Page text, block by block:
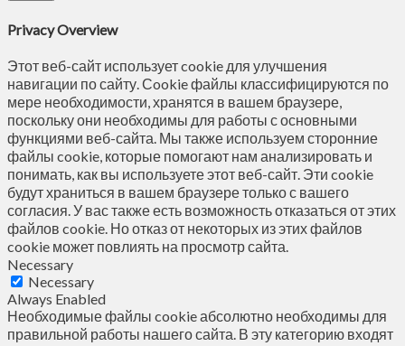
Privacy Overview
Этот веб-сайт использует cookie для улучшения
навигации по сайту. Сookie файлы классифицируются по
мере необходимости, хранятся в вашем браузере,
поскольку они необходимы для работы с основными
функциями веб-сайта. Мы также используем сторонние
файлы cookie, которые помогают нам анализировать и
понимать, как вы используете этот веб-сайт. Эти cookie
будут храниться в вашем браузере только с вашего
согласия. У вас также есть возможность отказаться от этих
файлов cookie. Но отказ от некоторых из этих файлов
cookie может повлиять на просмотр сайта.
Necessary
Necessary
Always Enabled
Необходимые файлы cookie абсолютно необходимы для
правильной работы нашего сайта. В эту категорию входят